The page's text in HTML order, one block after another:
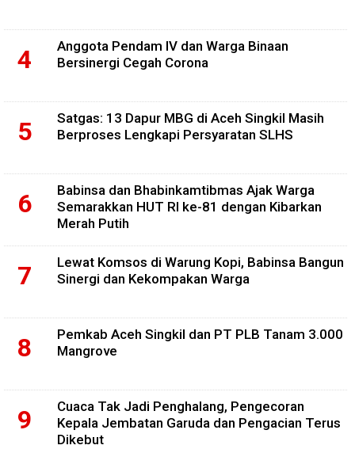
Anggota Pendam IV dan Warga Binaan
Bersinergi Cegah Corona
Satgas: 13 Dapur MBG di Aceh Singkil Masih
Berproses Lengkapi Persyaratan SLHS
Babinsa dan Bhabinkamtibmas Ajak Warga
Semarakkan HUT RI ke-81 dengan Kibarkan
Merah Putih
Lewat Komsos di Warung Kopi, Babinsa Bangun
Sinergi dan Kekompakan Warga
Pemkab Aceh Singkil dan PT PLB Tanam 3.000
Mangrove
Cuaca Tak Jadi Penghalang, Pengecoran
Kepala Jembatan Garuda dan Pengacian Terus
Dikebut